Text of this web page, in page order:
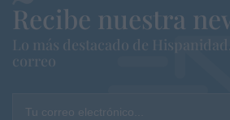
Recibe nuestra
Lo más destacado de
correo
Tu correo electrónico...